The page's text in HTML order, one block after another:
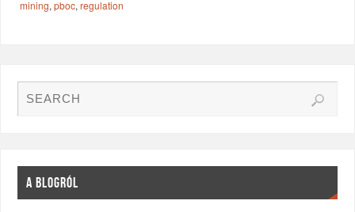
mining,pboc,regulation
A BLOGRÓL